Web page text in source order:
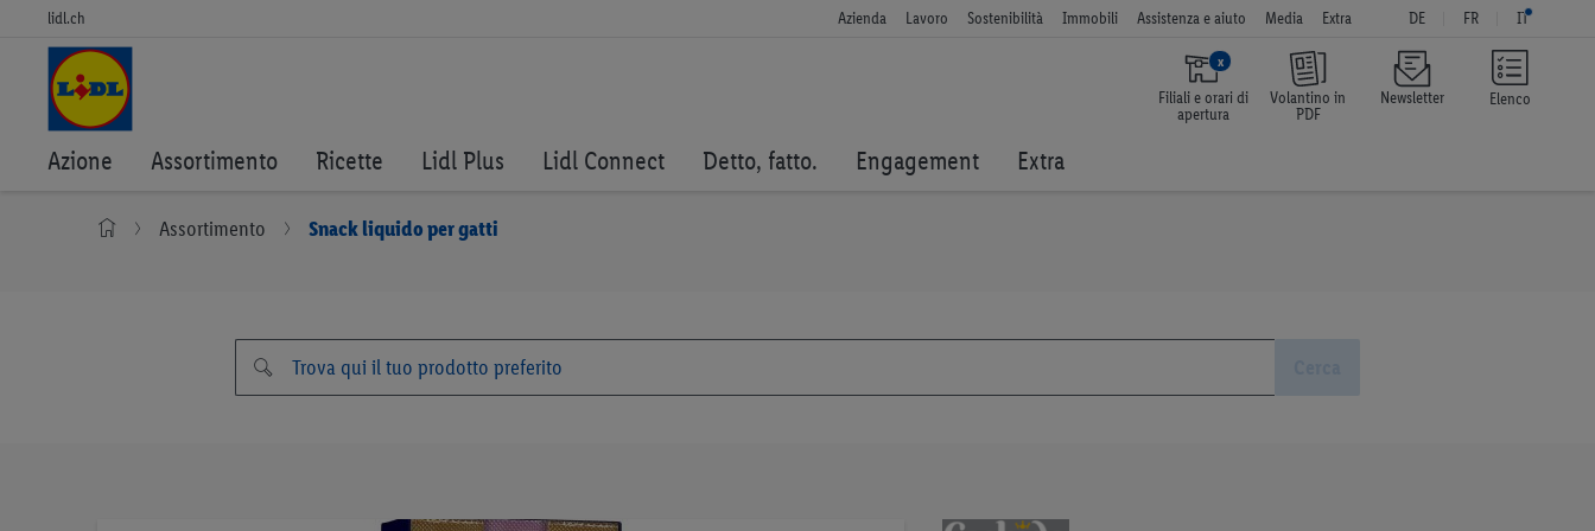
Elenco
lidl.ch Azienda Lavoro Sostenibilità Immobili Assistenza e aiuto Media Extra DE FR IT
x
Filiali e orari di
apertura
Volantino in
PDF
Newsletter
Azione Assortimento Ricette Lidl Plus Lidl Connect Detto, fatto. Engagement Extra
Assortimento Snack liquido per gatti